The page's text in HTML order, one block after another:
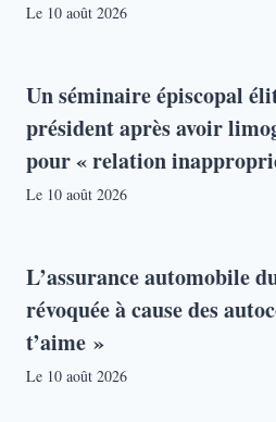
Le 10 août 2026
Un séminaire épiscopal
président après avoir
pour « relation
Le 10 août 2026
L’assurance automobile
révoquée à cause des
t’aime »
Le 10 août 2026